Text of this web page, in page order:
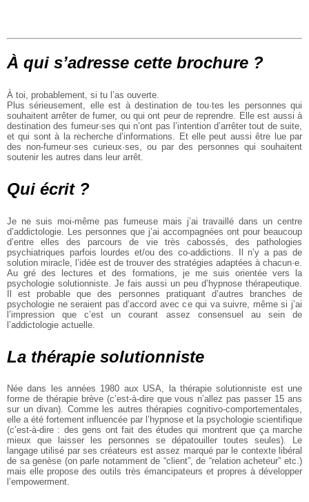
À qui s’adresse cette brochure ?
À toi, probablement, si tu l’as ouverte.
Plus sérieusement, elle est à destination de tou·tes les personnes qui
souhaitent arrêter de fumer, ou qui ont peur de reprendre. Elle est aussi à
destination des fumeur·ses qui n’ont pas l’intention d’arrêter tout de suite,
et qui sont à la recherche d’informations. Et elle peut aussi être lue par
des non-fumeur·ses curieux·ses, ou par des personnes qui souhaitent
soutenir les autres dans leur arrêt.
Qui écrit ?
Je ne suis moi-même pas fumeuse mais j’ai travaillé dans un centre
d’addictologie. Les personnes que j’ai accompagnées ont pour beaucoup
d’entre elles des parcours de vie très cabossés, des pathologies
psychiatriques parfois lourdes et/ou des co-addictions. Il n’y a pas de
solution miracle, l’idée est de trouver des stratégies adaptées à chacun·e.
Au gré des lectures et des formations, je me suis orientée vers la
psychologie solutionniste. Je fais aussi un peu d’hypnose thérapeutique.
Il est probable que des personnes pratiquant d’autres branches de
psychologie ne seraient pas d’accord avec ce qui va suivre, même si j’ai
l’impression que c’est un courant assez consensuel au sein de
l’addictologie actuelle.
La thérapie solutionniste
Née dans les années 1980 aux USA, la thérapie solutionniste est une
forme de thérapie brève (c’est-à-dire que vous n’allez pas passer 15 ans
sur un divan). Comme les autres thérapies cognitivo-comportementales,
elle a été fortement influencée par l’hypnose et la psychologie scientifique
(c’est-à-dire : des gens ont fait des études qui montrent que ça marche
mieux que laisser les personnes se dépatouiller toutes seules). Le
langage utilisé par ses créateurs est assez marqué par le contexte libéral
de sa genèse (on parle notamment de “client”, de “relation acheteur” etc.)
mais elle propose des outils très émancipateurs et propres à développer
l’empowerment.